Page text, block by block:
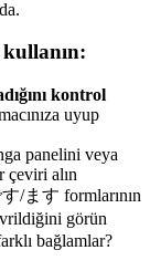
kontrol
uyup
panelini veya
çeviri alın
/ます formlarının
görün
bağlamlar?